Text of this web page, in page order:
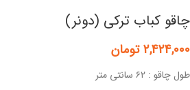
چاقو کباب ترکی (دونر)
۲,۴۲۴,۰۰۰ تومان
طول چاقو : ۶۲ سانتی متر